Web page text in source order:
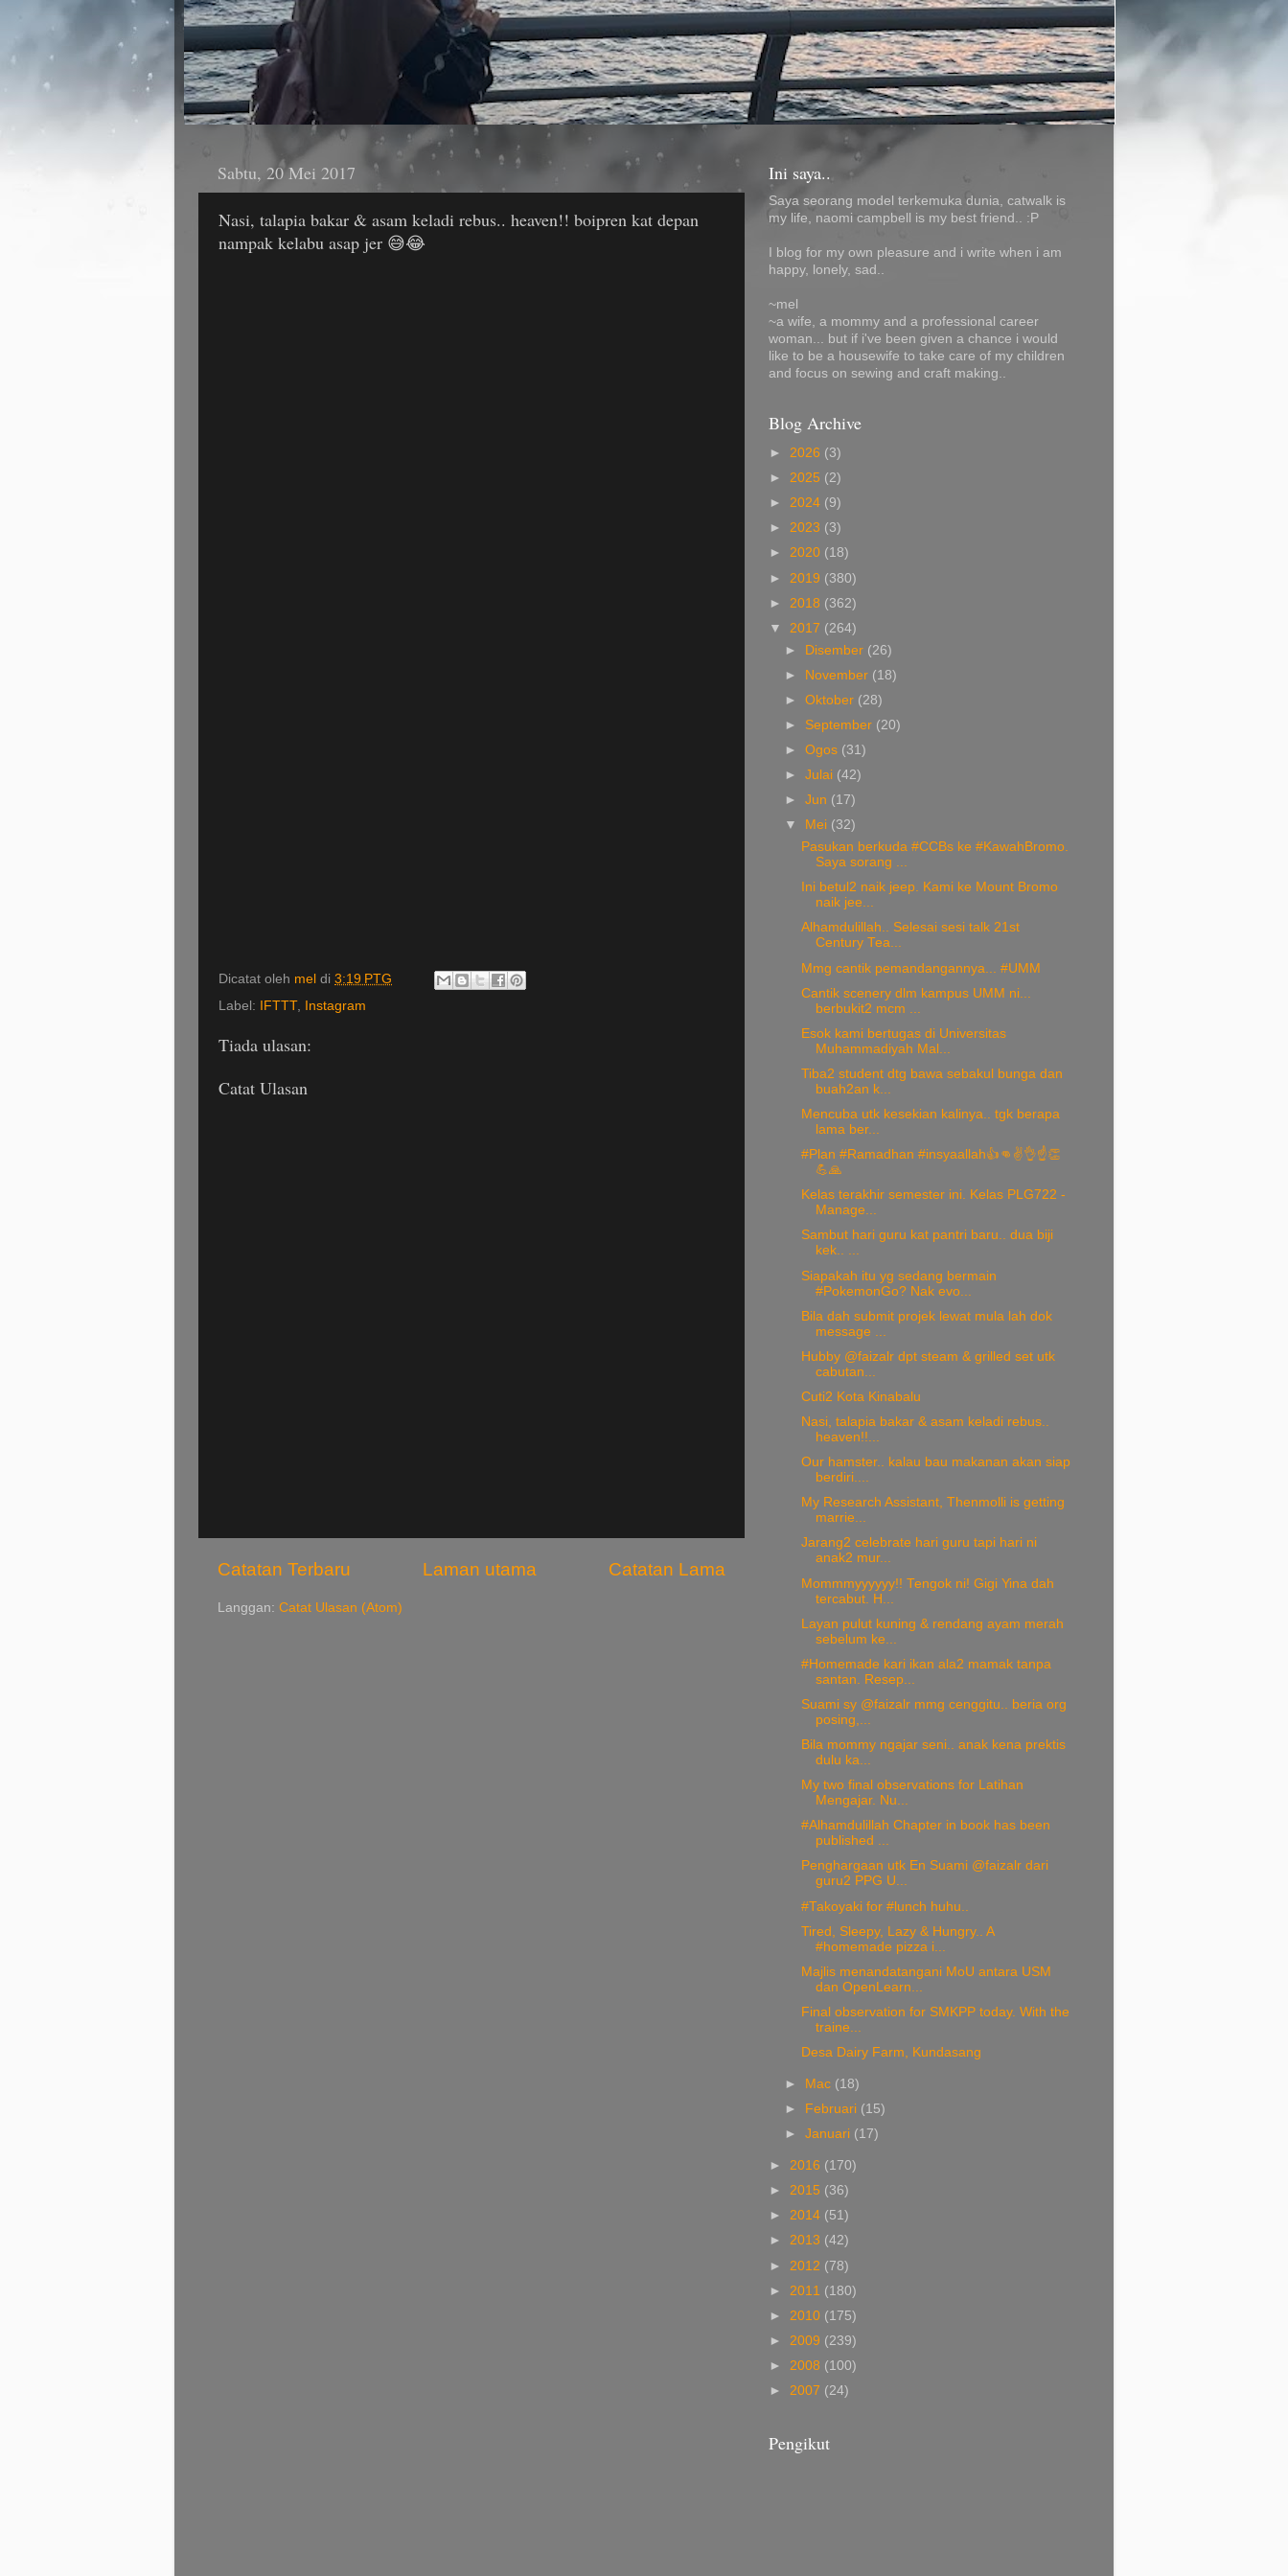
Sabtu, 20 Mei 2017
Nasi, talapia bakar & asam keladi rebus.. heaven!! boipren kat depan
nampak kelabu asap jer 😅😂
Dicatat oleh mel di 3:19 PTG
Label:
IFTTT, Instagram
Tiada ulasan:
Catat Ulasan
Catatan Terbaru Catatan Lama
Laman utama
Langgan: Catat Ulasan (Atom)
Ini saya..
Saya seorang model terkemuka dunia, catwalk is
my life, naomi campbell is my best friend.. :P
I blog for my own pleasure and i write when i am
happy, lonely, sad..
~mel
~a wife, a mommy and a professional career
woman... but if i've been given a chance i would
like to be a housewife to take care of my children
and focus on sewing and craft making..
Blog Archive
► 2026 (3)
► 2025 (2)
► 2024 (9)
► 2023 (3)
► 2020 (18)
► 2019 (380)
► 2018 (362)
▼ 2017 (264)
► Disember (26)
► November (18)
►Oktober (28)
► September (20)
►Ogos (31)
►Julai (42)
►Jun (17)
▼
Mei (32)
Pasukan berkuda #CCBs ke #KawahBromo.
Saya sorang ...
Ini betul2 naik jeep. Kami ke Mount Bromo
naik jee...
Alhamdulillah.. Selesai sesi talk 21st
Century Tea...
Mmg cantik pemandangannya... #UMM
Cantik scenery dlm kampus UMM ni...
berbukit2 mcm ...
Esok kami bertugas di Universitas
Muhammadiyah Mal...
Tiba2 student dtg bawa sebakul bunga dan
buah2an k...
Mencuba utk kesekian kalinya.. tgk berapa
lama ber...
#Plan #Ramadhan #insyaallah👍👊✌️👌☝️👏
💪🙏
Kelas terakhir semester ini. Kelas PLG722 -
Manage...
Sambut hari guru kat pantri baru.. dua biji
kek.. ...
Siapakah itu yg sedang bermain
#PokemonGo? Nak evo...
Bila dah submit projek lewat mula lah dok
message ...
Hubby @faizalr dpt steam & grilled set utk
cabutan...
Cuti2 Kota Kinabalu
Nasi, talapia bakar & asam keladi rebus..
heaven!!...
Our hamster.. kalau bau makanan akan siap
berdiri....
My Research Assistant, Thenmolli is getting
marrie...
Jarang2 celebrate hari guru tapi hari ni
anak2 mur...
Mommmyyyyyy!! Tengok ni! Gigi Yina dah
tercabut. H...
Layan pulut kuning & rendang ayam merah
sebelum ke...
#Homemade kari ikan ala2 mamak tanpa
santan. Resep...
Suami sy @faizalr mmg cenggitu.. beria org
posing,...
Bila mommy ngajar seni.. anak kena prektis
dulu ka...
My two final observations for Latihan
Mengajar. Nu...
#Alhamdulillah Chapter in book has been
published ...
Penghargaan utk En Suami @faizalr dari
guru2 PPG U...
#Takoyaki for #lunch huhu..
Tired, Sleepy, Lazy & Hungry.. A
#homemade pizza i...
Majlis menandatangani MoU antara USM
dan OpenLearn...
Final observation for SMKPP today. With the
traine...
Desa Dairy Farm, Kundasang
► Mac (18)
►
Februari (15)
►Januari (17)
► 2016 (170)
► 2015 (36)
► 2014 (51)
► 2013 (42)
► 2012 (78)
► 2011 (180)
► 2010 (175)
► 2009 (239)
► 2008 (100)
► 2007 (24)
Pengikut